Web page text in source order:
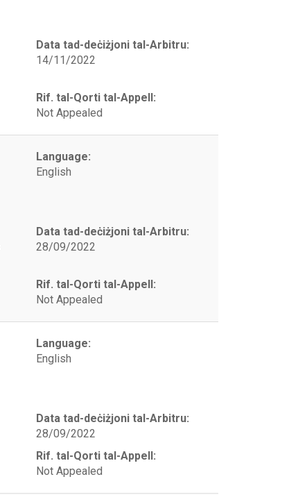
Data tad-deċiżjoni tal-Arbitru:
14/11/2022
Rif. tal-Qorti tal-Appell:
Not Appealed
Language:
English
Data tad-deċiżjoni tal-Arbitru:
28/09/2022
Rif. tal-Qorti tal-Appell:
Not Appealed
Language:
English
Data tad-deċiżjoni tal-Arbitru:
28/09/2022
Rif. tal-Qorti tal-Appell:
Not Appealed